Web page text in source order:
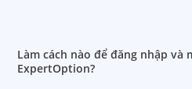
Làm cách nào để đăng nhập
ExpertOption?